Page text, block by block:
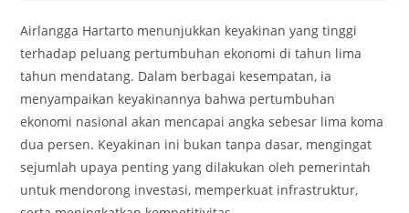
Airlangga Hartarto menunjukkan keyakinan yang tinggi
terhadap peluang pertumbuhan ekonomi di tahun lima
tahun mendatang. Dalam berbagai kesempatan, ia
menyampaikan keyakinannya bahwa pertumbuhan
ekonomi nasional akan mencapai angka sebesar lima koma
dua persen. Keyakinan ini bukan tanpa dasar, mengingat
sejumlah upaya penting yang dilakukan oleh pemerintah
untuk mendorong investasi, memperkuat infrastruktur,